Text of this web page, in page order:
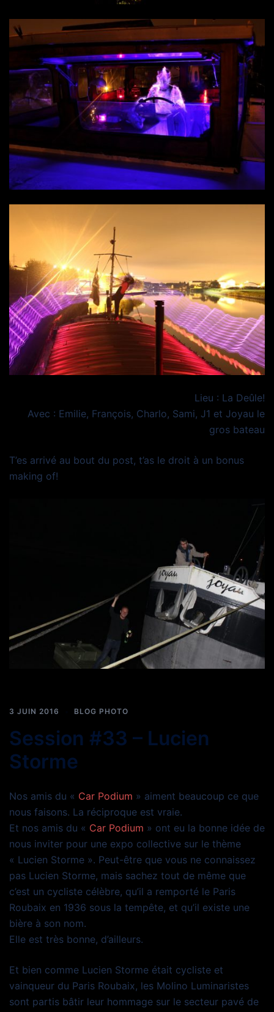
Lieu : La Deûle!
Avec : Emilie, François, Charlo, Sami, J1 et Joyau le
gros bateau
T’es arrivé au bout du post, t’as le droit à un bonus
making of!
3 JUIN 2016 BLOG PHOTO
Session #33 – Lucien
Storme
Nos amis du « Car Podium » aiment beaucoup ce que
nous faisons. La réciproque est vraie.
Et nos amis du « Car Podium » ont eu la bonne idée de
nous inviter pour une expo collective sur le thème
« Lucien Storme ». Peut-être que vous ne connaissez
pas Lucien Storme, mais sachez tout de même que
c’est un cycliste célèbre, qu’il a remporté le Paris
Roubaix en 1936 sous la tempête, et qu’il existe une
bière à son nom.
Elle est très bonne, d’ailleurs.
Et bien comme Lucien Storme était cycliste et
vainqueur du Paris Roubaix, les Molino Luminaristes
sont partis bâtir leur hommage sur le secteur pavé de